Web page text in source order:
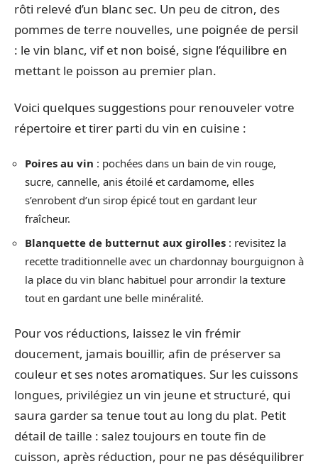
rôti relevé d’un blanc sec. Un peu de citron, des
pommes de terre nouvelles, une poignée de persil
: le vin blanc, vif et non boisé, signe l’équilibre en
mettant le poisson au premier plan.
Voici quelques suggestions pour renouveler votre
répertoire et tirer parti du vin en cuisine :
Poires au vin : pochées dans un bain de vin rouge,
sucre, cannelle, anis étoilé et cardamome, elles
s’enrobent d’un sirop épicé tout en gardant leur
fraîcheur.
Blanquette de butternut aux girolles : revisitez la
recette traditionnelle avec un chardonnay bourguignon à
la place du vin blanc habituel pour arrondir la texture
tout en gardant une belle minéralité.
Pour vos réductions, laissez le vin frémir
doucement, jamais bouillir, afin de préserver sa
couleur et ses notes aromatiques. Sur les cuissons
longues, privilégiez un vin jeune et structuré, qui
saura garder sa tenue tout au long du plat. Petit
détail de taille : salez toujours en toute fin de
cuisson, après réduction, pour ne pas déséquilibrer